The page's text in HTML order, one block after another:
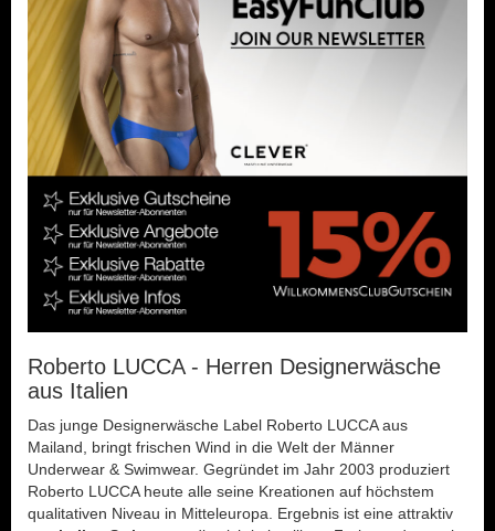
Roberto LUCCA - Herren Designerwäsche
aus Italien
Das junge Designerwäsche Label Roberto LUCCA aus
Mailand, bringt frischen Wind in die Welt der Männer
Underwear & Swimwear. Gegründet im Jahr 2003 produziert
Roberto LUCCA heute alle seine Kreationen auf höchstem
qualitativen Niveau in Mitteleuropa. Ergebnis ist eine attraktiv